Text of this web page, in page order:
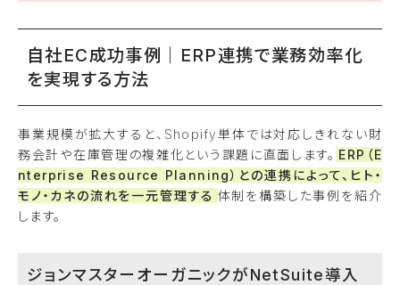
自社EC成功事例｜ERP連携で業務効率化
を実現する方法
事業規模が拡大すると、Shopify単体では対応しきれない財
務会計や在庫管理の複雑化という課題に直面します。 ERP（E
nterprise Resource Planning）との連携によって、ヒト・
モノ・カネの流れを一元管理する 体制を構築した事例を紹介
します。
ジョンマスターオーガニックがNetSuite導入